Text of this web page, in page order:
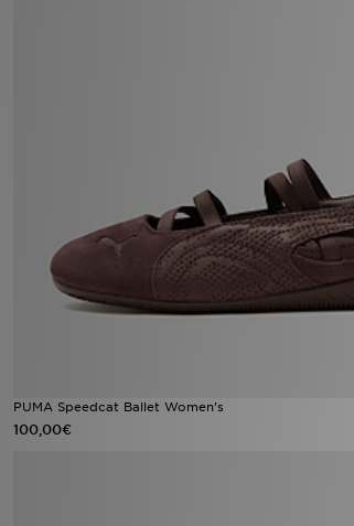
PUMA Speedcat Ballet Women's
100,00€